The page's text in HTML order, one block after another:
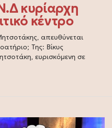
κυρίαρχη
κέντρο
απευθύνεται
Της: Βίκυς
ευρισκόμενη σε